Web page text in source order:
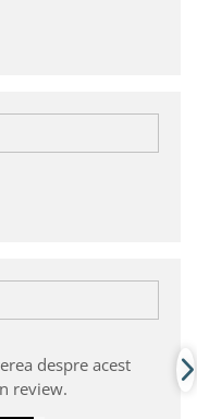
despre acest
review.